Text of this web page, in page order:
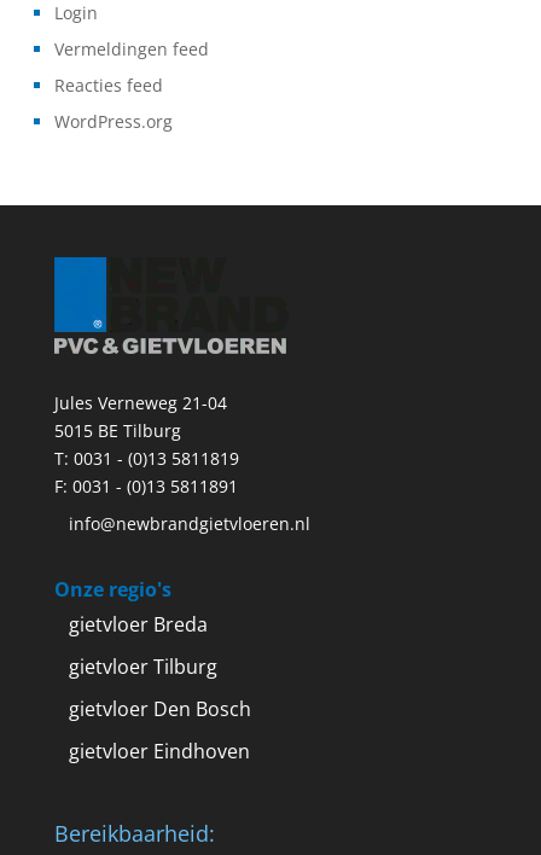
Login
Vermeldingen feed
Reacties feed
WordPress.org
Jules Verneweg 21-04
5015 BE Tilburg
T: 0031 - (0)13 5811819
F: 0031 - (0)13 5811891
info@newbrandgietvloeren.nl
Onze regio's
gietvloer Breda
gietvloer Tilburg
gietvloer Den Bosch
gietvloer Eindhoven
Bereikbaarheid: